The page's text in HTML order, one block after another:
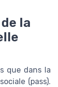
la
que dans la
(pass).